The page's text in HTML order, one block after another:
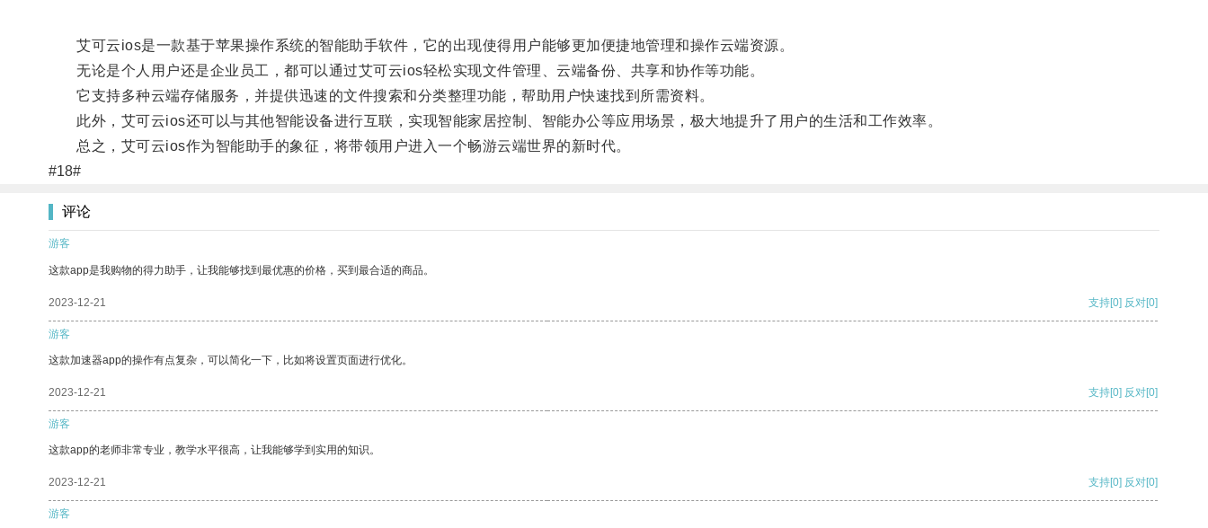
艾可云ios是一款基于苹果操作系统的智能助手软件，它的出现使得用户能够更加便捷地管理和操作云端资源。
无论是个人用户还是企业员工，都可以通过艾可云ios轻松实现文件管理、云端备份、共享和协作等功能。
它支持多种云端存储服务，并提供迅速的文件搜索和分类整理功能，帮助用户快速找到所需资料。
此外，艾可云ios还可以与其他智能设备进行互联，实现智能家居控制、智能办公等应用场景，极大地提升了用户的生活和工作效率。
总之，艾可云ios作为智能助手的象征，将带领用户进入一个畅游云端世界的新时代。
#18#
评论
游客
这款app是我购物的得力助手，让我能够找到最优惠的价格，买到最合适的商品。
2023-12-21 支持[0] 反对[0]
游客
这款加速器app的操作有点复杂，可以简化一下，比如将设置页面进行优化。
2023-12-21 支持[0] 反对[0]
游客
这款app的老师非常专业，教学水平很高，让我能够学到实用的知识。
2023-12-21 支持[0] 反对[0]
游客